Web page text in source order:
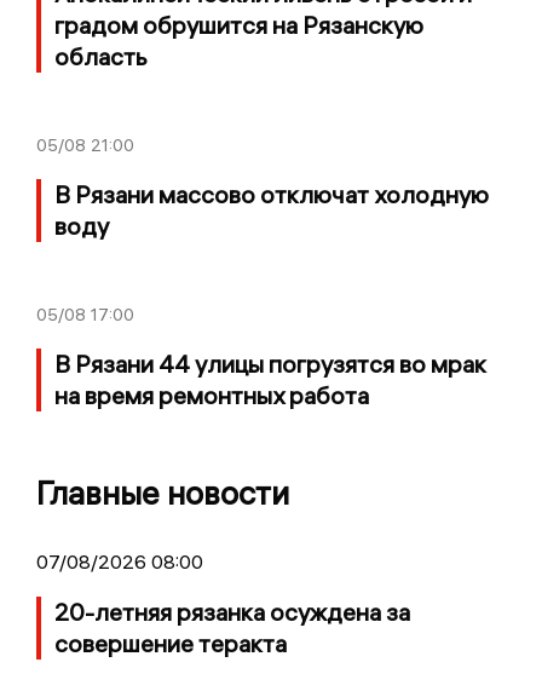
градом обрушится на Рязанскую
область
05/08 21:00
В Рязани массово отключат холодную
воду
05/08 17:00
В Рязани 44 улицы погрузятся во мрак
на время ремонтных работа
Главные новости
07/08/2026 08:00
20-летняя рязанка осуждена за
совершение теракта